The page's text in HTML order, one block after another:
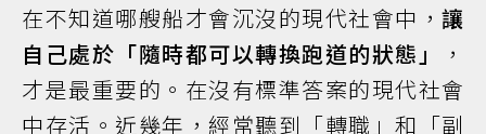
在不知道哪艘船才會沉沒的現代社會中， 讓
自己處於「隨時都可以轉換跑道的狀態」
，
才是最重要的。在沒有標準答案的現代社會
中存活。近幾年，經常聽到「轉職」和「副